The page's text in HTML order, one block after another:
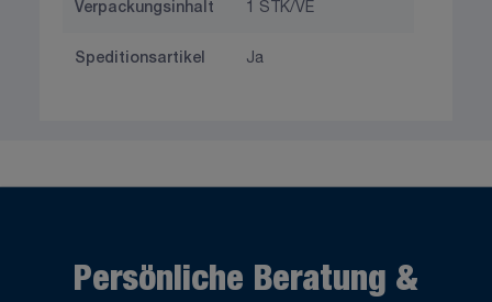
Verpackungsinhalt 1 STK/VE
Speditionsartikel Ja
Persönliche Beratung &